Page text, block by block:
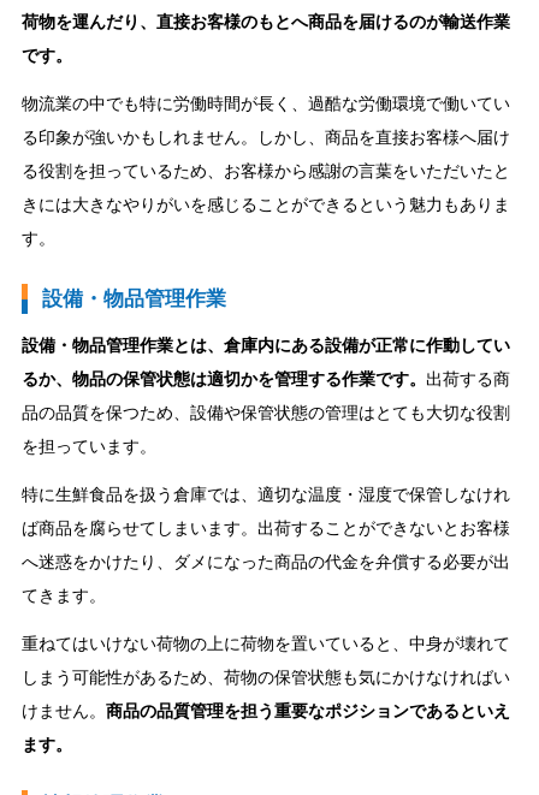
荷物を運んだり、直接お客様のもとへ商品を届けるのが輸送作業
です。
物流業の中でも特に労働時間が長く、過酷な労働環境で働いてい
る印象が強いかもしれません。しかし、商品を直接お客様へ届け
る役割を担っているため、お客様から感謝の言葉をいただいたと
きには大きなやりがいを感じることができるという魅力もありま
す。
設備・物品管理作業
設備・物品管理作業とは、倉庫内にある設備が正常に作動してい
るか、物品の保管状態は適切かを管理する作業です。 出荷する商
品の品質を保つため、設備や保管状態の管理はとても大切な役割
を担っています。
特に生鮮食品を扱う倉庫では、適切な温度・湿度で保管しなけれ
ば商品を腐らせてしまいます。出荷することができないとお客様
へ迷惑をかけたり、ダメになった商品の代金を弁償する必要が出
てきます。
重ねてはいけない荷物の上に荷物を置いていると、中身が壊れて
しまう可能性があるため、荷物の保管状態も気にかけなければい
けません。 商品の品質管理を担う重要なポジションであるといえ
ます。